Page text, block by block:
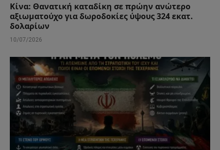
Κίνα: Θανατική καταδίκη σε πρώην ανώτερο
αξιωματούχο για δωροδοκίες ύψους 324 εκατ.
δολαρίων
10/07/2026